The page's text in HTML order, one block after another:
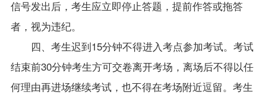
信号发出后，考生应立即停止答题，提前作答或拖答
者，视为违纪。
四、考生迟到15分钟不得进入考点参加考试。考试
结束前30分钟考生方可交卷离开考场，离场后不得以任
何理由再进场继续考试，也不得在考场附近逗留。考生